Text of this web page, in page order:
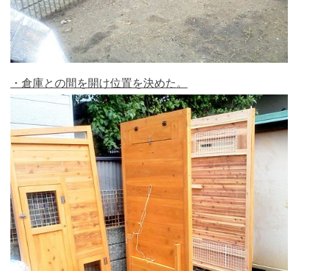
・倉庫との間を開け位置を決めた。